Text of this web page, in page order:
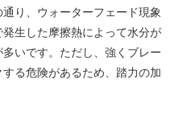
り、ウォーターフェード現象
生した摩擦熱によって水分が
いです。ただし、強くブレー
る危険があるため、踏力の加